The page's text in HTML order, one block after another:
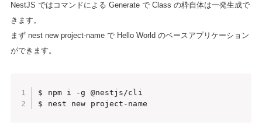
NestJS ではコマンドによる Generate で Class の枠自体は一発生成で
きます。
まず nest new project-name で Hello World のベースアプリケーション
ができます。
$ npm i -g @nestjs/cli
$ nest new project-name